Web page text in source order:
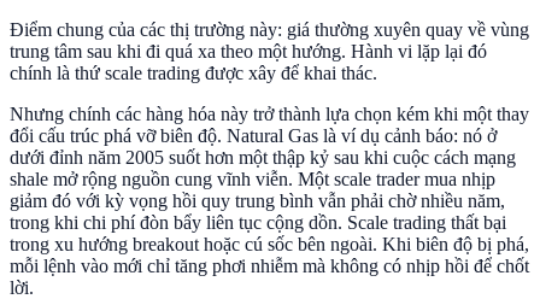
Điểm chung của các thị trường này: giá thường xuyên quay về vùng
trung tâm sau khi đi quá xa theo một hướng. Hành vi lặp lại đó
chính là thứ scale trading được xây để khai thác.
Nhưng chính các hàng hóa này trở thành lựa chọn kém khi một thay
đổi cấu trúc phá vỡ biên độ. Natural Gas là ví dụ cảnh báo: nó ở
dưới đỉnh năm 2005 suốt hơn một thập kỷ sau khi cuộc cách mạng
shale mở rộng nguồn cung vĩnh viễn. Một scale trader mua nhịp
giảm đó với kỳ vọng hồi quy trung bình vẫn phải chờ nhiều năm,
trong khi chi phí đòn bẩy liên tục cộng dồn. Scale trading thất bại
trong xu hướng breakout hoặc cú sốc bên ngoài. Khi biên độ bị phá,
mỗi lệnh vào mới chỉ tăng phơi nhiễm mà không có nhịp hồi để chốt
lời.